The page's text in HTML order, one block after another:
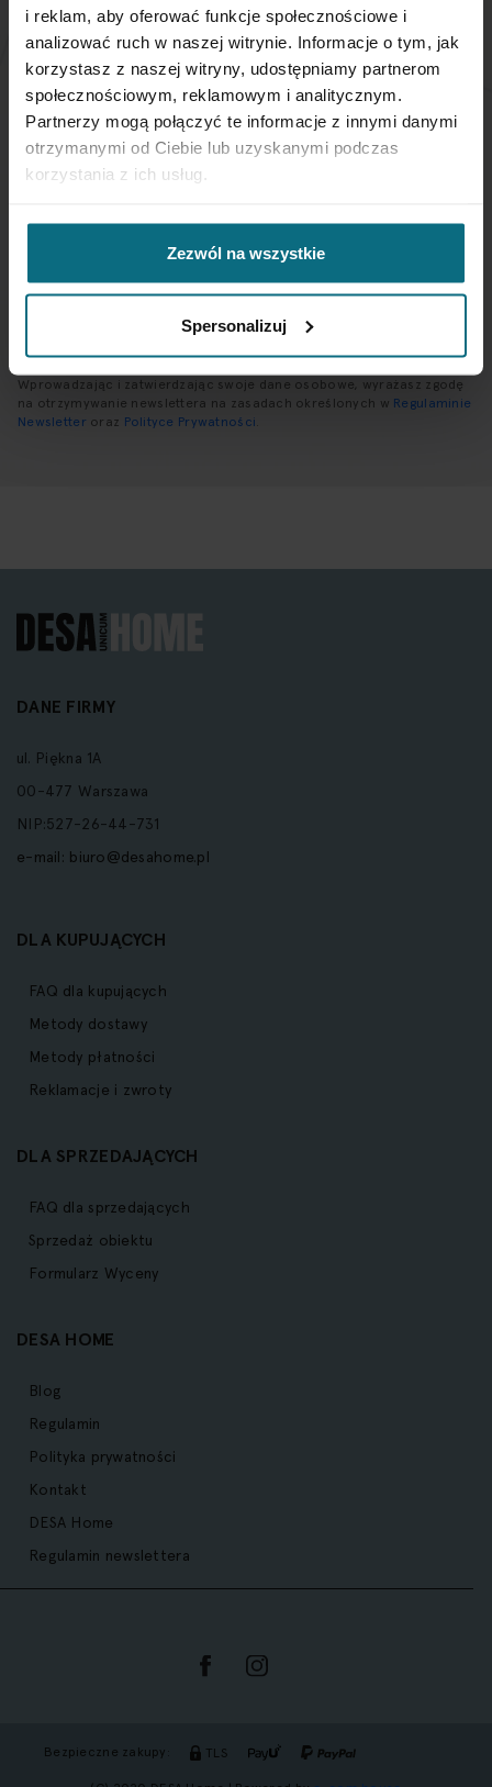
i reklam, aby oferować funkcje społecznościowe i
analizować ruch w naszej witrynie. Informacje o tym, jak
korzystasz z naszej witryny, udostępniamy partnerom
społecznościowym, reklamowym i analitycznym.
Partnerzy mogą połączyć te informacje z innymi danymi
otrzymanymi od Ciebie lub uzyskanymi podczas
korzystania z ich usług.
Zezwól na wszystkie
Spersonalizuj
NEWSLETTER
Jeśli chcesz otrzymywać aktualne informacje
dotyczące oferty Desa Home - zapisz się do naszego
newslettera.
Subskrybuj
Wprowadzając i zatwierdzając swoje dane osobowe, wyrażasz zgodę
na otrzymywanie newslettera na zasadach określonych w Regulaminie
Newsletter oraz Polityce Prywatności
DANE FIRMY
ul. Piękna 1A
00-477 Warszawa
NIP:527-26-44-731
e-mail: biuro@desahome.pl
DLA KUPUJĄCYCH
FAQ dla kupujących
Metody dostawy
Metody płatności
Reklamacje i zwroty
DLA SPRZEDAJĄCYCH
FAQ dla sprzedających
Sprzedaż obiektu
Formularz Wyceny
DESA HOME
Blog
Regulamin
Polityka prywatności
Kontakt
DESA Home
Regulamin newslettera
Bezpieczne zakupy: TLS